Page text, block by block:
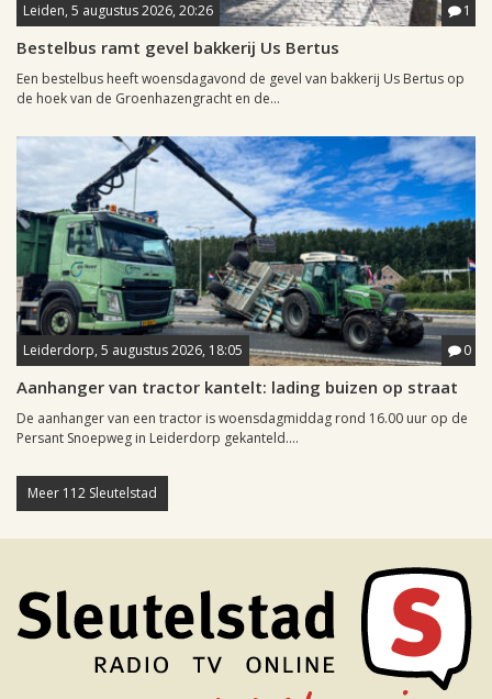
Leiden, 5 augustus 2026, 20:26 1
Bestelbus ramt gevel bakkerij Us Bertus
Een bestelbus heeft woensdagavond de gevel van bakkerij Us Bertus op
de hoek van de Groenhazengracht en de...
Leiderdorp, 5 augustus 2026, 18:05 0
Aanhanger van tractor kantelt: lading buizen op straat
De aanhanger van een tractor is woensdagmiddag rond 16.00 uur op de
Persant Snoepweg in Leiderdorp gekanteld....
Meer 112 Sleutelstad